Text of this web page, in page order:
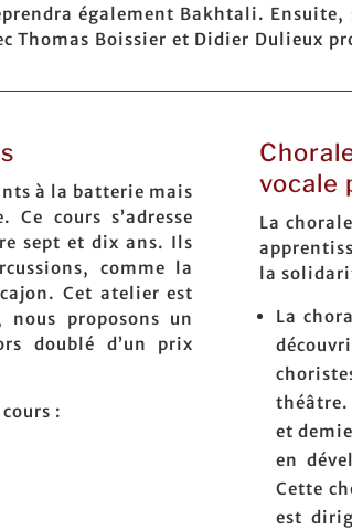
également Bakhtali.
Thomas Boissier et Didier Dulieux
à la batterie mais
Ce cours s’adresse
sept et dix ans. Ils
comme la
Cet atelier est
proposons un
doublé d’un prix
:
vocale
La
la
La
théâtre.
et
en
Cette
est